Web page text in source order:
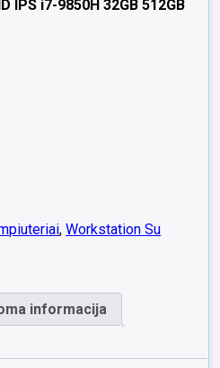
IPS i7-9850H 32GB 512GB
,Workstation Su
informacija